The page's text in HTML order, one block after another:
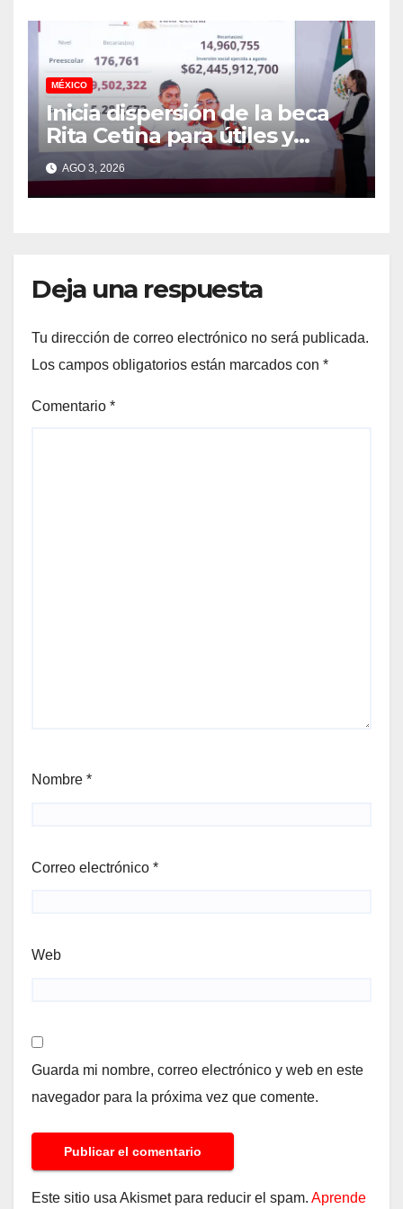
MÉXICO
Inicia dispersión de la beca
Rita Cetina para útiles y
uniformes escolares en
primera: Claudia Sheinbaum
AGO 3, 2026
Deja una respuesta
Tu dirección de correo electrónico no será publicada.
Los campos obligatorios están marcados con *
Comentario *
Nombre *
Correo electrónico *
Web
Guarda mi nombre, correo electrónico y web en este
navegador para la próxima vez que comente.
Este sitio usa Akismet para reducir el spam. Aprende